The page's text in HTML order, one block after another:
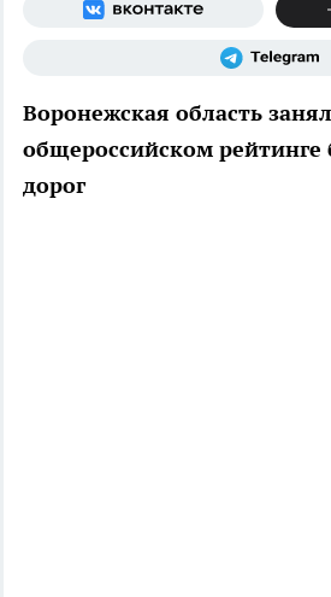
Воронежская область
общероссийском рейтинге
дорог